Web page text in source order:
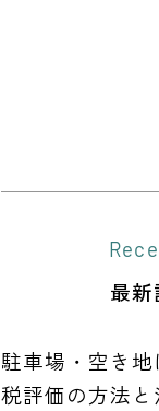
最新
駐車場・空き
税評価の方法と